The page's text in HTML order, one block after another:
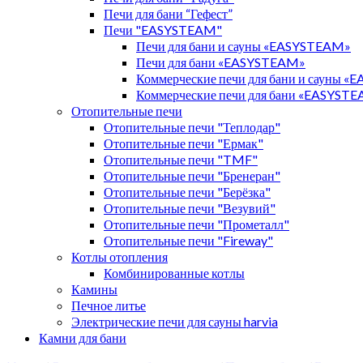
Печи для бани “Гефест”
Печи "EASYSTEAM"
Печи для бани и сауны «EASYSTEAM»
Печи для бани «EASYSTEAM»
Коммерческие печи для бани и сауны
Коммерческие печи для бани
Отопительные печи
Отопительные печи "Теплодар"
Отопительные печи "Ермак"
Отопительные печи "TMF"
Отопительные печи "Бренеран"
Отопительные печи "Берёзка"
Отопительные печи "Везувий"
Отопительные печи "Прометалл"
Отопительные печи "Fireway"
Котлы отопления
Комбинированные котлы
Камины
Печное литье
Электрические печи для сауны harvia
Камни для бани